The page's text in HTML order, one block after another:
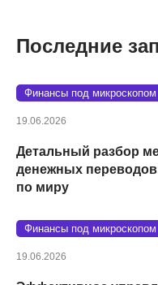
Последние
Финансы под микроскопом
19.06.2026
Детальный разбор
денежных
по миру
Финансы под микроскопом
19.06.2026